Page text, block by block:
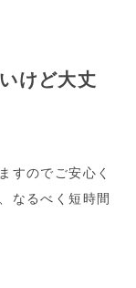
けど大丈
すのでご安心く
なるべく短時間